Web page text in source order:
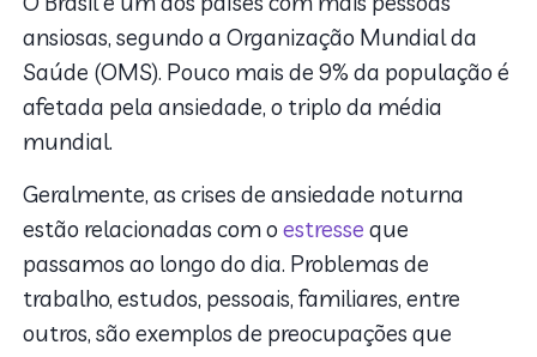
ansiosas, segundo a Organização Mundial da
Saúde (OMS). Pouco mais de 9% da população é
afetada pela ansiedade, o triplo da média
mundial.
Geralmente, as crises de ansiedade noturna
estão relacionadas com oestresse que
passamos ao longo do dia. Problemas de
trabalho, estudos, pessoais, familiares, entre
outros, são exemplos de preocupações que